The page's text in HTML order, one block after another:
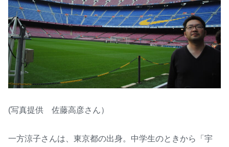
(写真提供 佐藤高彦さん）
一方涼子さんは、東京都の出身。中学生のときから「宇